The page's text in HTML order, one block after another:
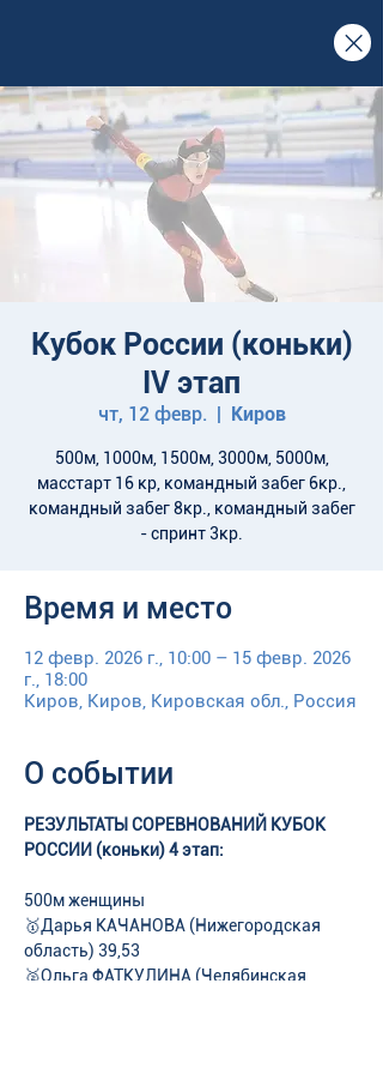
Кубок России (коньки)
IV этап
чт, 12 февр.
  |
Киров
500м, 1000м, 1500м, 3000м, 5000м,
масстарт 16 кр, командный забег 6кр.,
командный забег 8кр., командный забег
- спринт 3кр.
Время и место
12 февр. 2026 г., 10:00 – 15 февр. 2026
г., 18:00
Киров, Киров, Кировская обл., Россия
О событии
РЕЗУЛЬТАТЫ СОРЕВНОВАНИЙ КУБОК
РОССИИ (коньки) 4 этап:
500м женщины
🥇Дарья КАЧАНОВА (Нижегородская
область) 39,53
🥈Ольга ФАТКУЛИНА (Челябинская